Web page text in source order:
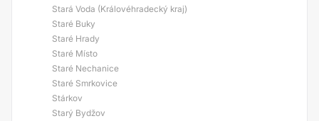
Stará Voda (Královéhradecký kraj)
Staré Buky
Staré Hrady
Staré Místo
Staré Nechanice
Staré Smrkovice
Stárkov
Starý Bydžov